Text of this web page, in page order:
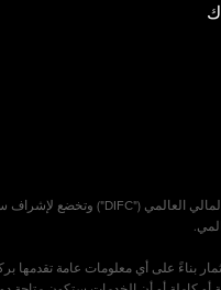
بناءً على أي معلومات عامة تقدمها